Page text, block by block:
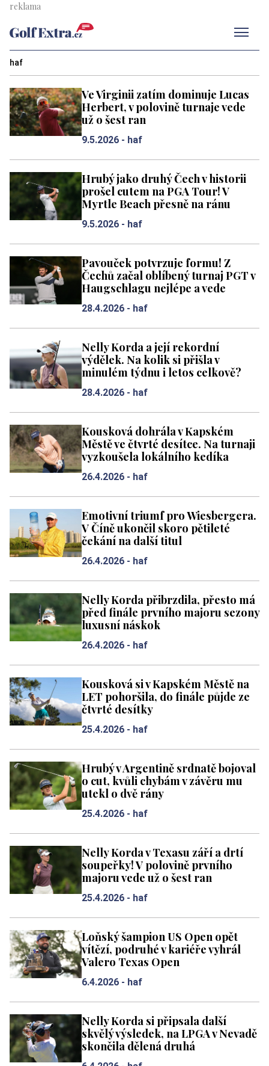
haf
Ve Virginii zatím dominuje Lucas
Herbert, v polovině turnaje vede
už o šest ran
9.5.2026 - haf
Hrubý jako druhý Čech v historii
prošel cutem na PGA Tour! V
Myrtle Beach přesně na ránu
9.5.2026 - haf
Pavouček potvrzuje formu! Z
Čechů začal oblíbený turnaj PGT v
Haugschlagu nejlépe a vede
28.4.2026 - haf
Nelly Korda a její rekordní
výdělek. Na kolik si přišla v
minulém týdnu i letos celkově?
28.4.2026 - haf
Kousková dohrála v Kapském
Městě ve čtvrté desítce. Na turnaji
vyzkoušela lokálního kedíka
26.4.2026 - haf
Emotivní triumf pro Wiesbergera.
V Číně ukončil skoro pětileté
čekání na další titul
26.4.2026 - haf
Nelly Korda přibrzdila, přesto má
před finále prvního majoru sezony
luxusní náskok
26.4.2026 - haf
Kousková si v Kapském Městě na
LET pohoršila, do finále půjde ze
čtvrté desítky
25.4.2026 - haf
Hrubý v Argentině srdnatě bojoval
o cut, kvůli chybám v závěru mu
utekl o dvě rány
25.4.2026 - haf
Nelly Korda v Texasu září a drtí
soupeřky! V polovině prvního
majoru vede už o šest ran
25.4.2026 - haf
Loňský šampion US Open opět
vítězí, podruhé v kariéře vyhrál
Valero Texas Open
6.4.2026 - haf
Nelly Korda si připsala další
skvělý výsledek, na LPGA v Nevadě
skončila dělená druhá